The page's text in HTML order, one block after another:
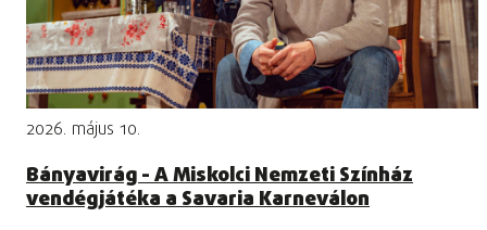
2026. május 10.
Bányavirág - A Miskolci Nemzeti Színház
vendégjátéka a Savaria Karneválon